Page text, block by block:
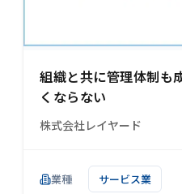
組織と共に管理体制も
くならない
株式会社レイヤード
業種 サービス業